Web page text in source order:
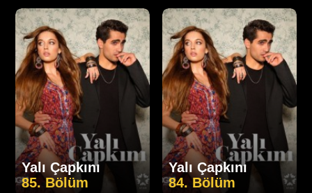
Yalı Çapkını
85. Bölüm
Yalı Çapkını
84. Bölüm